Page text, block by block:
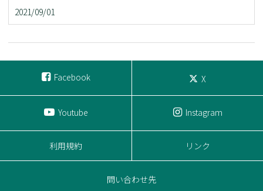
2021/09/01
Facebook X
Youtube Instagram
利用規約 リンク
問い合わせ先